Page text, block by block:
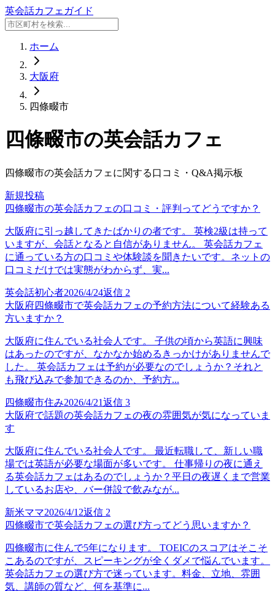
英会話カフェガイド
ホーム
大阪府
四條畷市
四條畷市の英会話カフェ
四條畷市の英会話カフェに関する口コミ・Q&A掲示板
新規投稿
四條畷市の英会話カフェの口コミ・評判ってどうですか？
大阪府に引っ越してきたばかりの者です。 英検2級は持って
いますが、会話となると自信がありません。 英会話カフェ
に通っている方の口コミや体験談を聞きたいです。ネットの
口コミだけでは実態がわからず、実...
英会話初心者2026/4/24返信 2
大阪府四條畷市で英会話カフェの予約方法について経験ある
方いますか？
大阪府に住んでいる社会人です。 子供の頃から英語に興味
はあったのですが、なかなか始めるきっかけがありませんで
した。 英会話カフェは予約が必要なのでしょうか？それと
も飛び込みで参加できるのか、予約方...
四條畷市住み2026/4/21返信 3
大阪府で話題の英会話カフェの夜の雰囲気が気になっていま
す
大阪府に住んでいる社会人です。 最近転職して、新しい職
場では英語が必要な場面が多いです。 仕事帰りの夜に通え
る英会話カフェはあるのでしょうか？平日の夜遅くまで営業
しているお店や、バー併設で飲みなが...
新米ママ2026/4/12返信 2
四條畷市で英会話カフェの選び方ってどう思いますか？
四條畷市に住んで5年になります。 TOEICのスコアはそこそ
こあるのですが、スピーキングが全くダメで悩んでいます。
英会話カフェの選び方で迷っています。料金、立地、雰囲
気、講師の質など、何を基準に...